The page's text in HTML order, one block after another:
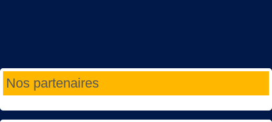
Nos partenaires
Année
précédente
Mois
précédent
Année
suivante
Mois
suivant